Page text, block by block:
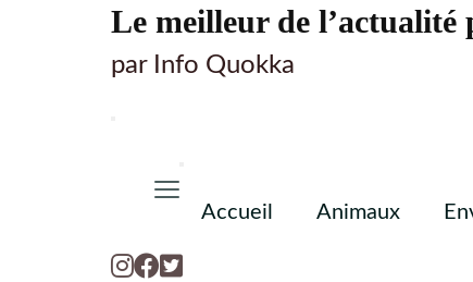
Le meilleur de l’actualité
par Info Quokka
Accueil Animaux